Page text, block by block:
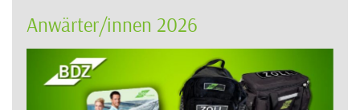
Anwärter/innen 2026